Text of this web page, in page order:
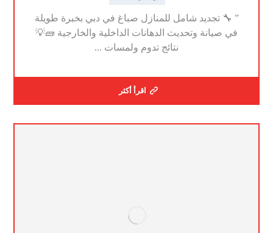
” 🔧 تجديد شامل للمنازل صباغ في دبي بخبرة طويلة
في صيانة وتحديث الدهانات الداخلية والخارجية 🧱💡
نتائج تدوم ولمسات ...
اقرأ أكثر